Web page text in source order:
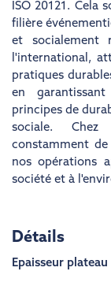
ISO 20121. Cela
filière
et socialement
l'international,
pratiques
en
principes de
sociale.
constamment
nos opérations
société et à
Détails
Epaisseur plateau